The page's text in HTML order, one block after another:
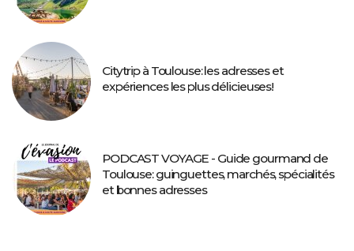
Citytrip à Toulouse: les adresses et
expériences les plus délicieuses!
PODCAST VOYAGE - Guide gourmand de
Toulouse: guinguettes, marchés, spécialités
et bonnes adresses